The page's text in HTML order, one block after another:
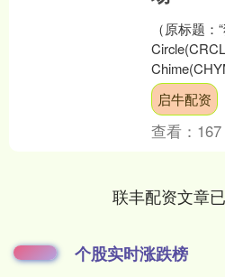
（原标题：
即将登场）
启牛配资
查看： 167
联丰配资文章
个股实时涨跌榜